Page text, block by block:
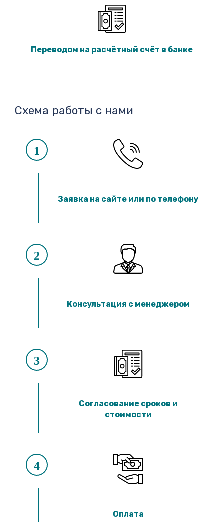
Переводом на расчётный счёт в банке
Схема работы с нами
1
Заявка на сайте или по телефону
2
Консультация с менеджером
3
Согласование сроков и
стоимости
4
Оплата